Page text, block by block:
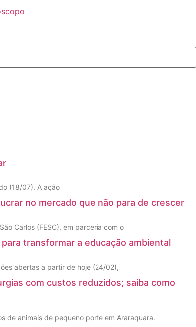
(18/07). A ação
no mercado que não para de crescer
Carlos (FESC), em parceria com o
transformar a educação ambiental
abertas a partir de hoje (24/02),
com custos reduzidos; saiba como
de animais de pequeno porte em Araraquara.